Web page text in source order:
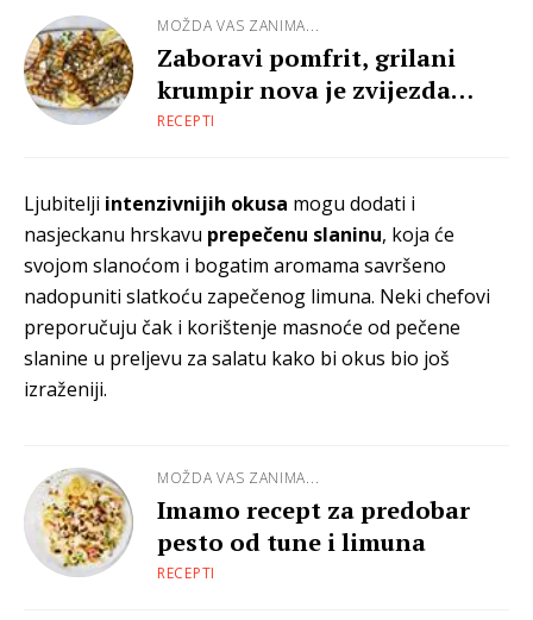
MOŽDA VAS ZANIMA...
Zaboravi pomfrit, grilani
krumpir nova je zvijezda
ljeta
RECEPTI
Ljubitelji intenzivnijih okusa mogu dodati i
nasjeckanu hrskavu prepečenu slaninu, koja će
svojom slanoćom i bogatim aromama savršeno
nadopuniti slatkoću zapečenog limuna. Neki chefovi
preporučuju čak i korištenje masnoće od pečene
slanine u preljevu za salatu kako bi okus bio još
izraženiji.
MOŽDA VAS ZANIMA...
Imamo recept za predobar
pesto od tune i limuna
RECEPTI